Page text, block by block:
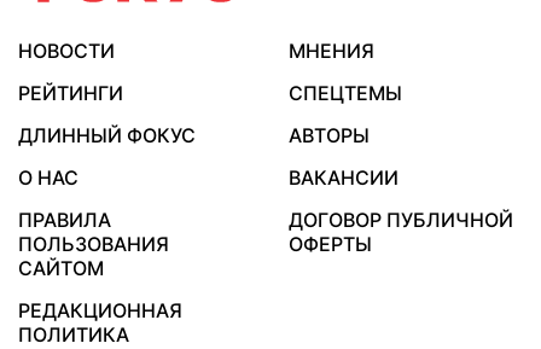
НОВОСТИ
МНЕНИЯ
РЕЙТИНГИ
СПЕЦТЕМЫ
ДЛИННЫЙ ФОКУС
АВТОРЫ
О НАС
ВАКАНСИИ
ПРАВИЛА
ПОЛЬЗОВАНИЯ
САЙТОМ
ДОГОВОР ПУБЛИЧНОЙ
ОФЕРТЫ
РЕДАКЦИОННАЯ
ПОЛИТИКА